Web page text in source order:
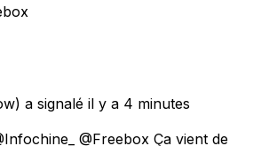
a signalé il y a 4 minutes
@Freebox Ça vient de